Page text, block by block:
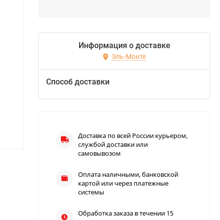
Информация о доставке
Эль-Монте
Способ доставки
Доставка по всей России курьером,
службой доставки или
самовывозом
Оплата наличными, банковской
картой или через платежные
системы
Обработка заказа в течении 15